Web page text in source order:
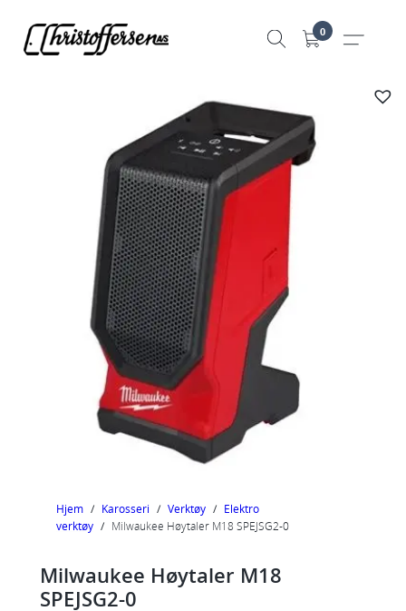
0
Hjem / Karosseri / Verktøy / Elektro
verktøy / Milwaukee Høytaler M18 SPEJSG2-0
Milwaukee Høytaler M18
SPEJSG2-0